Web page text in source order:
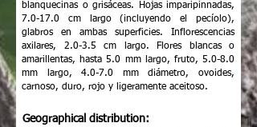
blanquecinas o grisáceas. Hojas imparipinnadas,
7.0-17.0 cm largo (incluyendo el pecíolo),
glabros en ambas superficies. Inflorescencias
axilares, 2.0-3.5 cm largo. Flores blancas o
amarillentas, hasta 5.0 mm largo, fruto, 5.0-8.0
mm largo, 4.0-7.0 mm diámetro, ovoides,
carnoso, duro, rojo y ligeramente aceitoso.
Geographical distribution: